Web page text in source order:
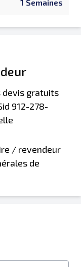
1 Semaines
devis gratuits
912-278-
/ revendeur
de